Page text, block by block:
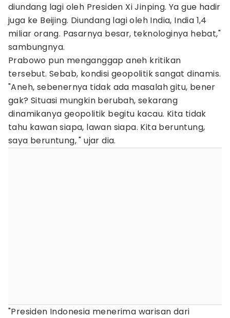
diundang lagi oleh Presiden Xi Jinping. Ya gue hadir
juga ke Beijing. Diundang lagi oleh India, India 1,4
miliar orang. Pasarnya besar, teknologinya hebat,"
sambungnya.
Prabowo pun menganggap aneh kritikan
tersebut. Sebab, kondisi geopolitik sangat dinamis.
"Aneh, sebenernya tidak ada masalah gitu, bener
gak? Situasi mungkin berubah, sekarang
dinamikanya geopolitik begitu kacau. Kita tidak
tahu kawan siapa, lawan siapa. Kita beruntung,
saya beruntung, " ujar dia.
"Presiden Indonesia menerima warisan dari